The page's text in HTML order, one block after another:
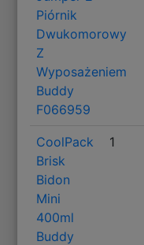
Piórnik
Dwukomorowy
Z
Wyposażeniem
Buddy
F066959
CoolPack
Brisk
Bidon
Mini
400ml
Buddy
1